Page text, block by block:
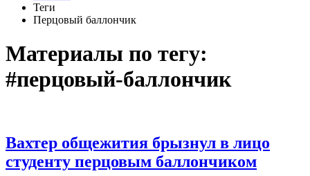
Теги
Перцовый баллончик
Материалы по тегу:
#перцовый-баллончик
Вахтер общежития брызнул в лицо
студенту перцовым баллончиком